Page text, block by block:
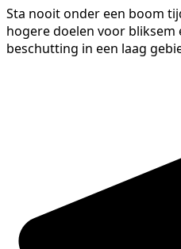
Sta nooit onder een boom
hogere doelen voor bliksem
beschutting in een laag